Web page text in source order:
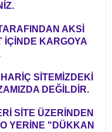
AKSİ
İÇİNDE KARGOYA
SİTEMİZDEKİ
DEĞİLDİR.
SİTE ÜZERİNDEN
YERİNE "DÜKKAN